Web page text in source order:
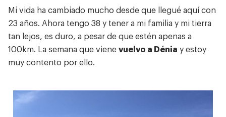
Mi vida ha cambiado mucho desde que llegué aquí con
23 años. Ahora tengo 38 y tener a mi familia y mi tierra
tan lejos, es duro, a pesar de que estén apenas a
100km. La semana que viene vuelvo a Dénia y estoy
muy contento por ello.